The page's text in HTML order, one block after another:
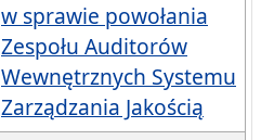
w sprawie powołania
Zespołu Auditorów
Wewnętrznych Systemu
Zarządzania Jakością